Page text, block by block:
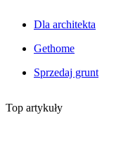
Dla architekta
Gethome
Sprzedaj grunt
Top artykuły